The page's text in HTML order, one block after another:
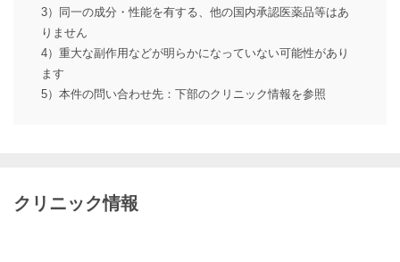
3）同一の成分・性能を有する、他の国内承認医薬品等はあ
りません
4）重大な副作用などが明らかになっていない可能性があり
ます
5）本件の問い合わせ先：下部のクリニック情報を参照
クリニック情報